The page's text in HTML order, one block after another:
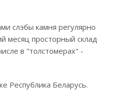
слэбы камня регулярно
месяц просторный склад
в "толстомерах" -
Республика Беларусь.